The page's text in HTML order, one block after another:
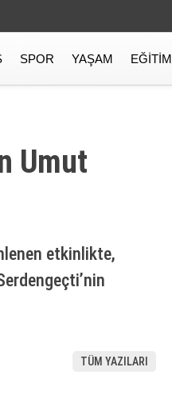
SPOR YAŞAM EĞITIM
Umut
etkinlikte,
TÜM YAZILARI